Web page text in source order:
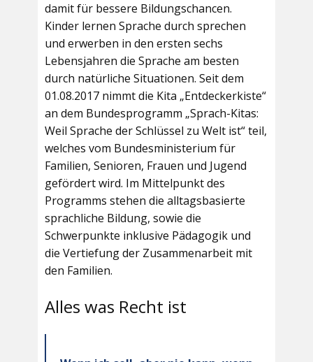
damit für bessere Bildungschancen.
Kinder lernen Sprache durch sprechen
und erwerben in den ersten sechs
Lebensjahren die Sprache am besten
durch natürliche Situationen. Seit dem
01.08.2017 nimmt die Kita „Entdeckerkiste“
an dem Bundesprogramm „Sprach-Kitas:
Weil Sprache der Schlüssel zu Welt ist“ teil,
welches vom Bundesministerium für
Familien, Senioren, Frauen und Jugend
gefördert wird. Im Mittelpunkt des
Programms stehen die alltagsbasierte
sprachliche Bildung, sowie die
Schwerpunkte inklusive Pädagogik und
die Vertiefung der Zusammenarbeit mit
den Familien.
Alles was Recht ist